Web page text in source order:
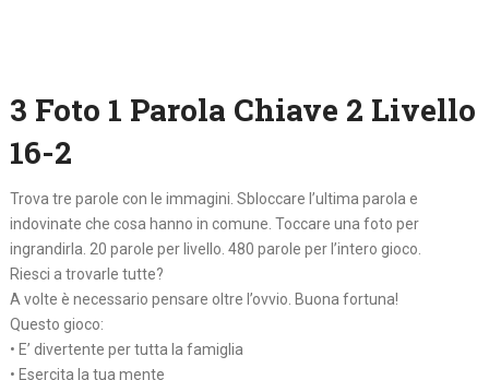
3 Foto 1 Parola Chiave 2 Livello
16-2
Trova tre parole con le immagini. Sbloccare l’ultima parola e
indovinate che cosa hanno in comune. Toccare una foto per
ingrandirla. 20 parole per livello. 480 parole per l’intero gioco.
Riesci a trovarle tutte?
A volte è necessario pensare oltre l’ovvio. Buona fortuna!
Questo gioco:
• E’ divertente per tutta la famiglia
• Esercita la tua mente